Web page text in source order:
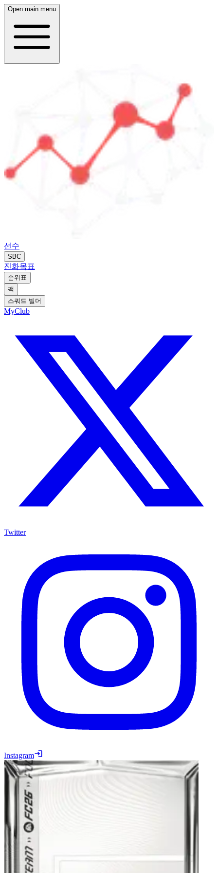
Open main menu
선수
SBC
진화목표
순위표
팩
스쿼드 빌더
MyClub
Twitter
Instagram